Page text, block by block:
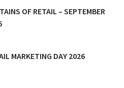
OF RETAIL – SEPTEMBER
MARKETING DAY 2026